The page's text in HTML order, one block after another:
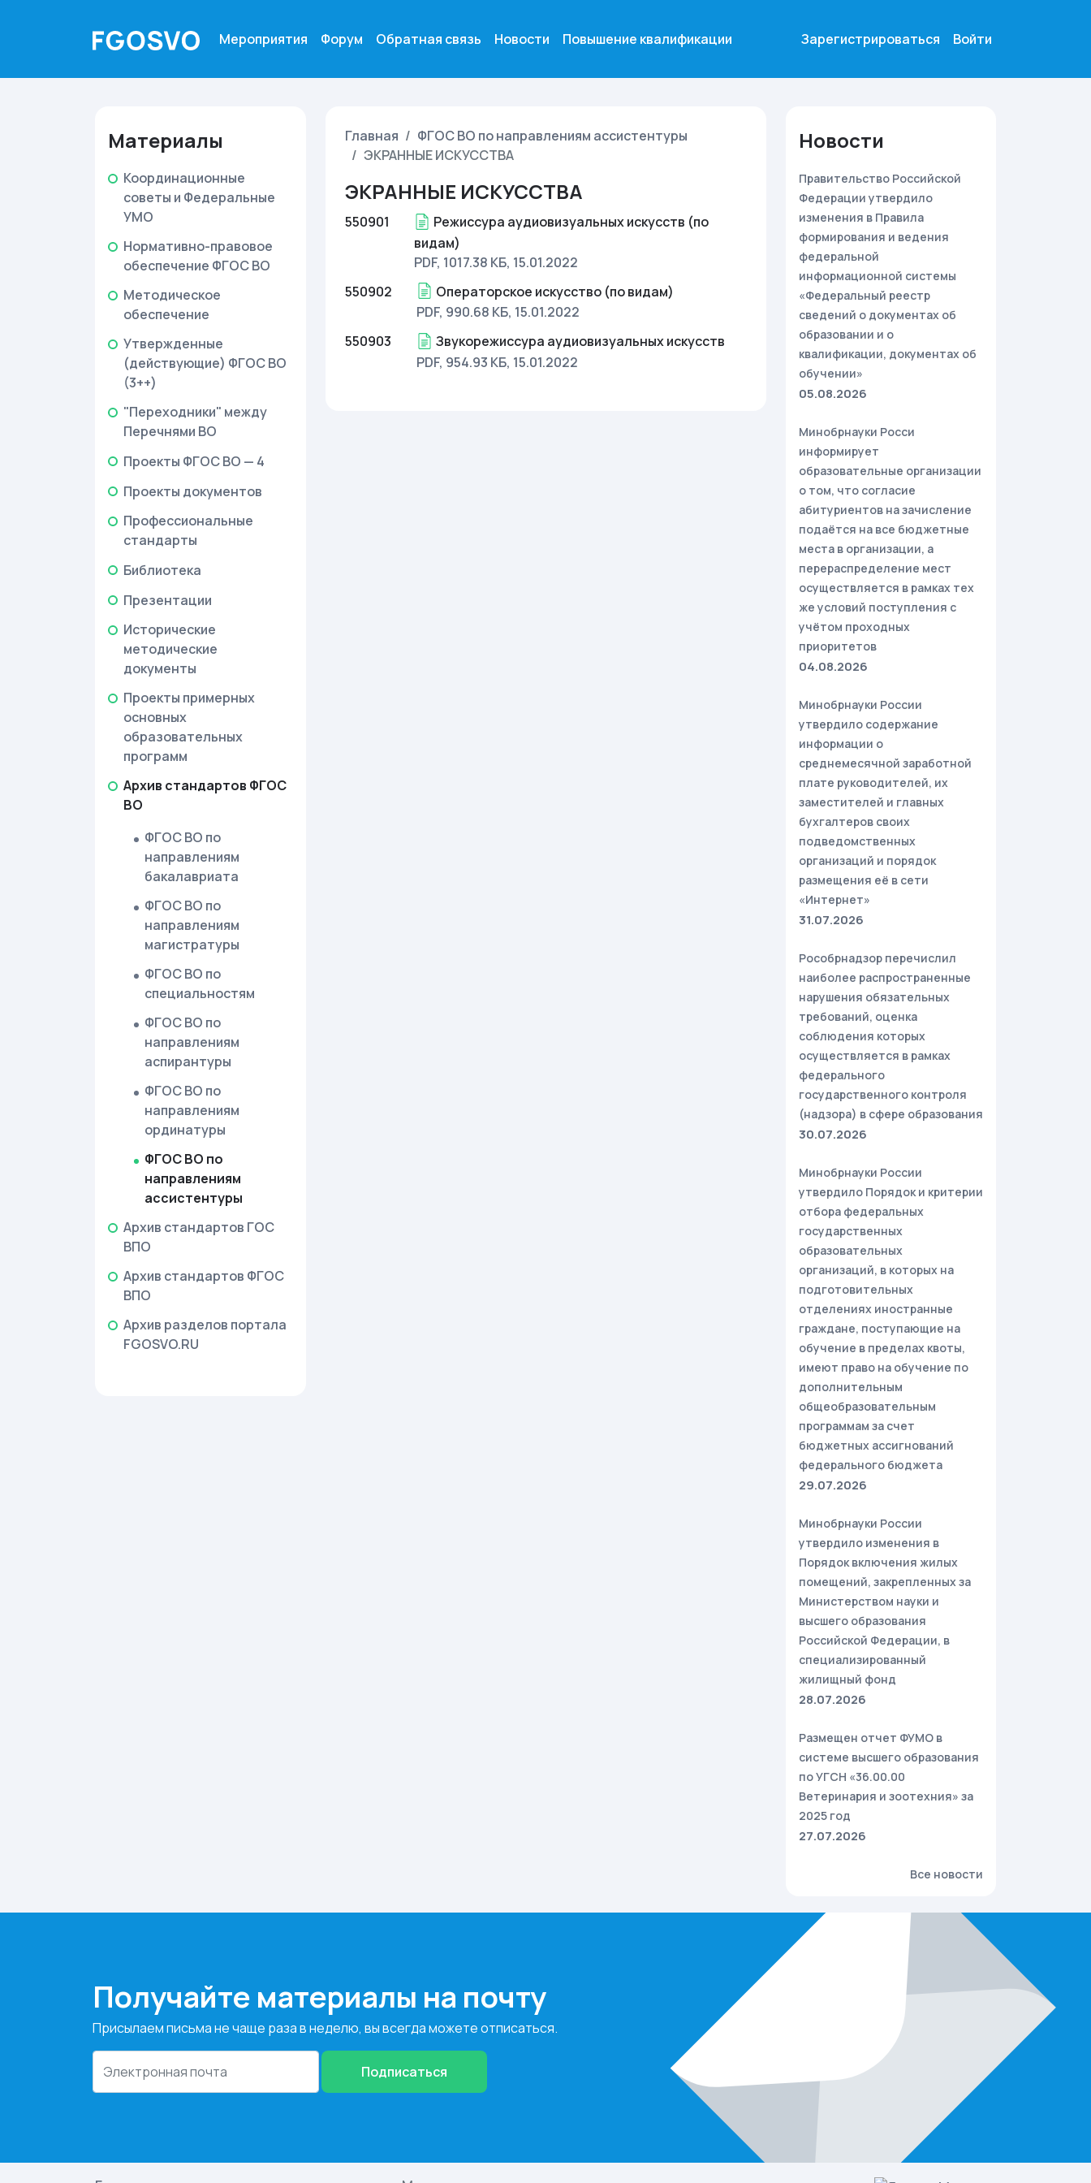
Мероприятия Форум Обратная связь Новости Повышение квалификации Зарегистрироваться Войти
Материалы
Координационные
советы и Федеральные
УМО
Нормативно-правовое
обеспечение ФГОС ВО
Методическое
обеспечение
Утвержденные
(действующие) ФГОС ВО
(3++)
"Переходники" между
Перечнями ВО
Проекты ФГОС ВО — 4
Проекты документов
Профессиональные
стандарты
Библиотека
Презентации
Исторические
методические
документы
Проекты примерных
основных
образовательных
программ
Архив стандартов ФГОС
ВО
ФГОС ВО по
направлениям
бакалавриата
ФГОС ВО по
направлениям
магистратуры
ФГОС ВО по
специальностям
ФГОС ВО по
направлениям
аспирантуры
ФГОС ВО по
направлениям
ординатуры
ФГОС ВО по
направлениям
ассистентуры
Архив стандартов ГОС
ВПО
Архив стандартов ФГОС
ВПО
Архив разделов портала
FGOSVO.RU
Главная
ФГОС ВО по направлениям ассистентуры
ЭКРАННЫЕ ИСКУССТВА
ЭКРАННЫЕ ИСКУССТВА
550901
Режиссура аудиовизуальных искусств (по
видам)
PDF, 1017.38 КБ, 15.01.2022
550902
Операторское искусство (по видам)
PDF, 990.68 КБ, 15.01.2022
550903
Звукорежиссура аудиовизуальных искусств
PDF, 954.93 КБ, 15.01.2022
Новости
Правительство Российской
Федерации утвердило
изменения в Правила
формирования и ведения
федеральной
информационной системы
«Федеральный реестр
сведений о документах об
образовании и о
квалификации, документах об
обучении»
05.08.2026
Минобрнауки Росси
информирует
образовательные организации
о том, что согласие
абитуриентов на зачисление
подаётся на все бюджетные
места в организации, а
перераспределение мест
осуществляется в рамках тех
же условий поступления с
учётом проходных
приоритетов
04.08.2026
Минобрнауки России
утвердило содержание
информации о
среднемесячной заработной
плате руководителей, их
заместителей и главных
бухгалтеров своих
подведомственных
организаций и порядок
размещения её в сети
«Интернет»
31.07.2026
Рособрнадзор перечислил
наиболее распространенные
нарушения обязательных
требований, оценка
соблюдения которых
осуществляется в рамках
федерального
государственного контроля
(надзора) в сфере образования
30.07.2026
Минобрнауки России
утвердило Порядок и критерии
отбора федеральных
государственных
образовательных
организаций, в которых на
подготовительных
отделениях иностранные
граждане, поступающие на
обучение в пределах квоты,
имеют право на обучение по
дополнительным
общеобразовательным
программам за счет
бюджетных ассигнований
федерального бюджета
29.07.2026
Минобрнауки России
утвердило изменения в
Порядок включения жилых
помещений, закрепленных за
Министерством науки и
высшего образования
Российской Федерации, в
специализированный
жилищный фонд
28.07.2026
Размещен отчет ФУМО в
системе высшего образования
по УГСН «36.00.00
Ветеринария и зоотехния» за
2025 год
27.07.2026
Все новости
Получайте материалы на почту
Присылаем письма не чаще раза в неделю, вы всегда можете отписаться.
Подписаться